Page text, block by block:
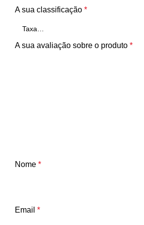
A sua classificação *
A sua avaliação sobre o produto *
Nome *
Email *